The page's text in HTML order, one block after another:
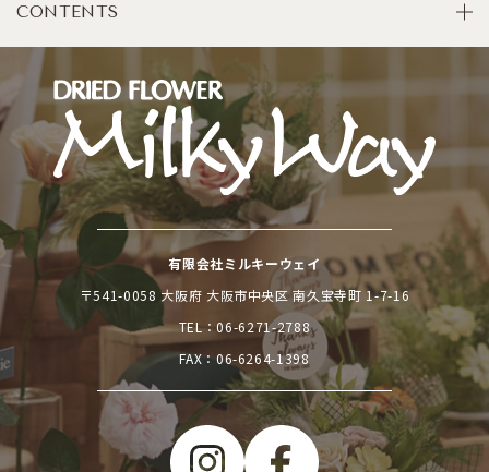
CONTENTS
有限会社ミルキーウェイ
〒541-0058 大阪府 大阪市中央区 南久宝寺町 1-7-16
TEL：06-6271-2788
FAX：06-6264-1398